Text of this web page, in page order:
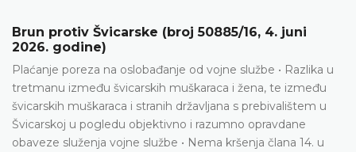
Brun protiv Švicarske (broj 50885/16, 4. juni
2026. godine)
Plaćanje poreza na oslobađanje od vojne službe • Razlika u
tretmanu između švicarskih muškaraca i žena, te između
švicarskih muškaraca i stranih državljana s prebivalištem u
Švicarskoj u pogledu objektivno i razumno opravdane
obaveze služenja vojne službe • Nema kršenja člana 14. u